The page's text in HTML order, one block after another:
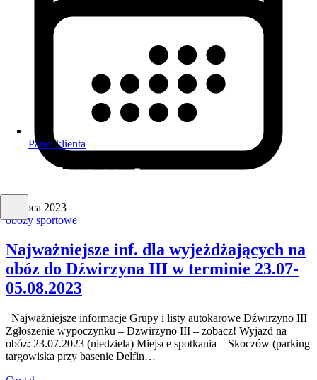
Panel klienta
14 lipca 2023
obozy sportowe
Najważniejsze inf. dla wyjeżdżających na
obóz do Dźwirzyna III w terminie 23.07-
05.08.2023
Najważniejsze informacje Grupy i listy autokarowe Dźwirzyno III
Zgłoszenie wypoczynku – Dzwirzyno III – zobacz! Wyjazd na
obóz: 23.07.2023 (niedziela) Miejsce spotkania – Skoczów (parking
targowiska przy basenie Delfin…